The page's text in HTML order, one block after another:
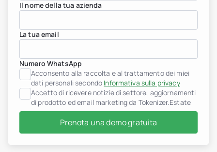
Il nome della tua azienda
La tua email
Numero WhatsApp
Acconsento alla raccolta e al trattamento dei miei
dati personali secondo Informativa sulla privacy
Accetto di ricevere notizie di settore, aggiornamenti
di prodotto ed email marketing da Tokenizer.Estate
Prenota una demo gratuita